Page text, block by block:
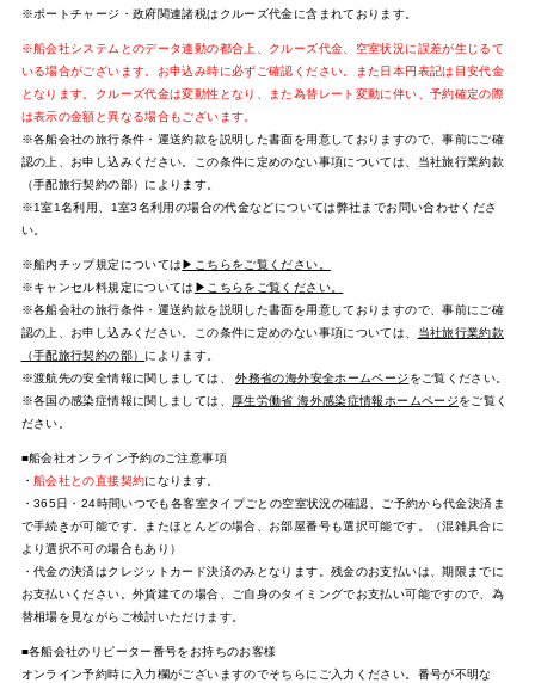
※ポートチャージ・政府関連諸税はクルーズ代金に含まれております。
※船会社システムとのデータ連動の都合上、クルーズ代金、空室状況に誤差が生じるて
いる場合がございます。お申込み時に必ずご確認ください。また日本円表記は目安代金
となります。クルーズ代金は変動性となり、また為替レート変動に伴い、予約確定の際
は表示の金額と異なる場合もございます。
※各船会社の旅行条件・運送約款を説明した書面を用意しておりますので、事前にご確
認の上、お申し込みください。この条件に定めのない事項については、当社旅行業約款
（手配旅行契約の部）によります。
※1室1名利用、1室3名利用の場合の代金などについては弊社までお問い合わせくださ
い。
※船内チップ規定については▶こちらをご覧ください。
※キャンセル料規定については ▶こちらをご覧ください。
※各船会社の旅行条件・運送約款を説明した書面を用意しておりますので、事前にご確
認の上、お申し込みください。この条件に定めのない事項については、
当社旅行業約款
（手配旅行契約の部） によります。
※渡航先の安全情報に関しましては、外務省の海外安全ホームページ をご覧ください。
※各国の感染症情報に関しましては、
厚生労働省 海外感染症情報ホームページをご覧く
ださい。
■船会社オンライン予約のご注意事項
・ 船会社との直接契約になります。
・365日・24時間いつでも各客室タイプごとの空室状況の確認、ご予約から代金決済ま
で手続きが可能です。またほとんどの場合、お部屋番号も選択可能です。（混雑具合に
より選択不可の場合もあり）
・代金の決済はクレジットカード決済のみとなります。残金のお支払いは、期限までに
お支払いください。外貨建ての場合、ご自身のタイミングでお支払い可能ですので、為
替相場を見ながらご検討いただけます。
■各船会社のリピーター番号をお持ちのお客様
オンライン予約時に入力欄がございますのでそちらにご入力ください。番号が不明な